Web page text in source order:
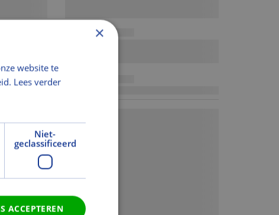
×
website te
Lees verder
Niet-
geclassificeerd
ACCEPTEREN